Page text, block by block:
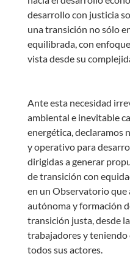
desarrollo con justicia
una transición no sólo
equilibrada, con
vista desde su
Ante esta necesidad
ambiental e inevitable
energética, declaramos
y operativo para
dirigidas a generar
de transición con
en un Observatorio
autónoma y formación
transición justa, desde
trabajadores y teniendo
todos sus actores.